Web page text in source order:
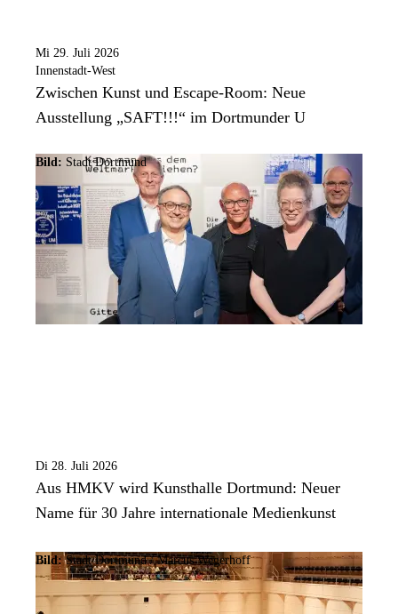
Mi 29. Juli 2026
Innenstadt-West
Zwischen Kunst und Escape-Room: Neue
Ausstellung „SAFT!!!“ im Dortmunder U
Bild: Stadt Dortmund
Di 28. Juli 2026
Aus HMKV wird Kunsthalle Dortmund: Neuer
Name für 30 Jahre internationale Medienkunst
Bild: Stadt Dortmund / Marcus Wegerhoff